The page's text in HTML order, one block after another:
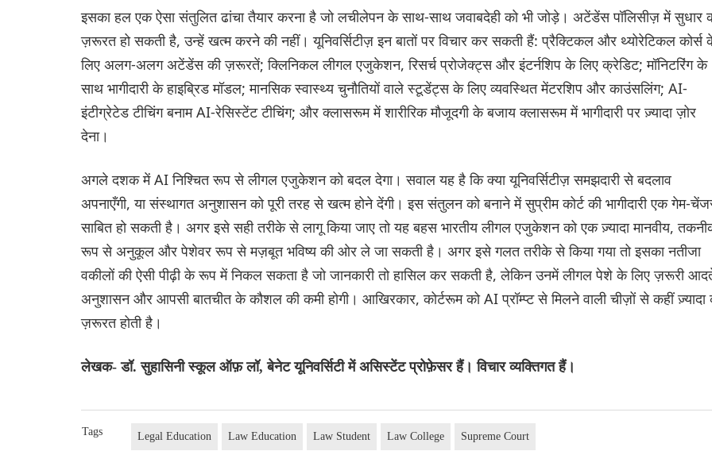
इसका हल एक ऐसा संतुलित ढांचा तैयार करना है जो लचीलेपन के साथ-साथ जवाबदेही को भी जोड़े। अटेंडेंस पॉलिसीज़ में सुधार
ज़रूरत हो सकती है, उन्हें खत्म करने की नहीं। यूनिवर्सिटीज़ इन बातों पर विचार कर सकती हैं: प्रैक्टिकल और थ्योरेटिकल कोर्स
लिए अलग-अलग अटेंडेंस की ज़रूरतें; क्लिनिकल लीगल एजुकेशन, रिसर्च प्रोजेक्ट्स और इंटर्नशिप के लिए क्रेडिट; मॉनिटरिंग के
साथ भागीदारी के हाइब्रिड मॉडल; मानसिक स्वास्थ्य चुनौतियों वाले स्टूडेंट्स के लिए व्यवस्थित मेंटरशिप और काउंसलिंग; AI-
इंटीग्रेटेड टीचिंग बनाम AI-रेसिस्टेंट टीचिंग; और क्लासरूम में शारीरिक मौजूदगी के बजाय क्लासरूम में भागीदारी पर ज़्यादा ज़ोर
देना।
अगले दशक में AI निश्चित रूप से लीगल एजुकेशन को बदल देगा। सवाल यह है कि क्या यूनिवर्सिटीज़ समझदारी से बदलाव
अपनाएँगी, या संस्थागत अनुशासन को पूरी तरह से खत्म होने देंगी। इस संतुलन को बनाने में सुप्रीम कोर्ट की भागीदारी एक गेम-
साबित हो सकती है। अगर इसे सही तरीके से लागू किया जाए तो यह बहस भारतीय लीगल एजुकेशन को एक ज़्यादा मानवीय,
रूप से अनुकूल और पेशेवर रूप से मज़बूत भविष्य की ओर ले जा सकती है। अगर इसे गलत तरीके से किया गया तो इसका नतीजा
वकीलों की ऐसी पीढ़ी के रूप में निकल सकता है जो जानकारी तो हासिल कर सकती है, लेकिन उनमें लीगल पेशे के लिए ज़रूरी
अनुशासन और आपसी बातचीत के कौशल की कमी होगी। आखिरकार, कोर्टरूम को AI प्रॉम्प्ट से मिलने वाली चीज़ों से कहीं ज़्यादा
ज़रूरत होती है।
लेखक- डॉ. सुहासिनी स्कूल ऑफ़ लॉ, बेनेट यूनिवर्सिटी में असिस्टेंट प्रोफ़ेसर हैं। विचार व्यक्तिगत हैं।
Tags Legal Education Law Education Law Student Law College Supreme Court